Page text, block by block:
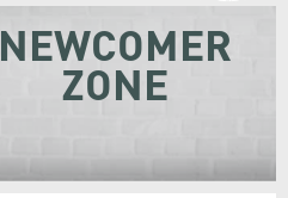
NEWCOMER
ZONE